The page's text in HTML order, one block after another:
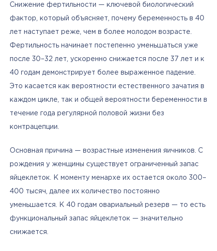
Снижение фертильности — ключевой биологический
фактор, который объясняет, почему беременность в 40
лет наступает реже, чем в более молодом возрасте.
Фертильность начинает постепенно уменьшаться уже
после 30–32 лет, ускоренно снижается после 37 лет и к
40 годам демонстрирует более выраженное падение.
Это касается как вероятности естественного зачатия в
каждом цикле, так и общей вероятности беременности в
течение года регулярной половой жизни без
контрацепции.
Основная причина — возрастные изменения яичников. С
рождения у женщины существует ограниченный запас
яйцеклеток. К моменту менархе их остается около 300–
400 тысяч, далее их количество постоянно
уменьшается. К 40 годам овариальный резерв — то есть
функциональный запас яйцеклеток — значительно
снижается.